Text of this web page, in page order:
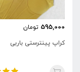
595,000 تومان
کراپ پینترستی باربی